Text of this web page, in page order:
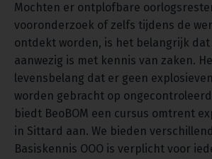
Mochten er ontplofbare
vooronderzoek of zelfs tijdens de
ontdekt worden, is het belangrijk
aanwezig is met kennis van zaken.
levensbelang dat er geen
worden gebracht op
biedt BeoBOM een cursus omtrent
in Sittard aan. We bieden
Basiskennis OOO is verplicht voor